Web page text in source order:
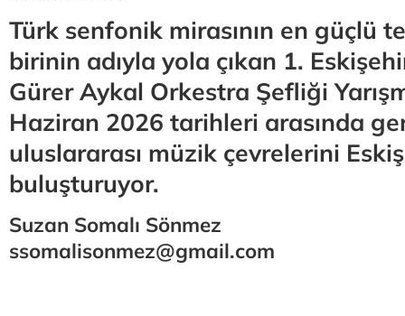
Türk senfonik mirasının en güçlü
birinin adıyla yola çıkan 1.
Gürer Aykal Orkestra Şefliği
Haziran 2026 tarihleri arasında
uluslararası müzik çevrelerini
buluşturuyor.
Suzan Somalı Sönmez
ssomalisonmez@gmail.com